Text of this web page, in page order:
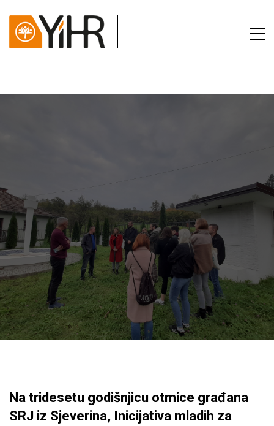
Na tridesetu godišnjicu otmice građana
SRJ iz Sjeverina, Inicijativa mladih za